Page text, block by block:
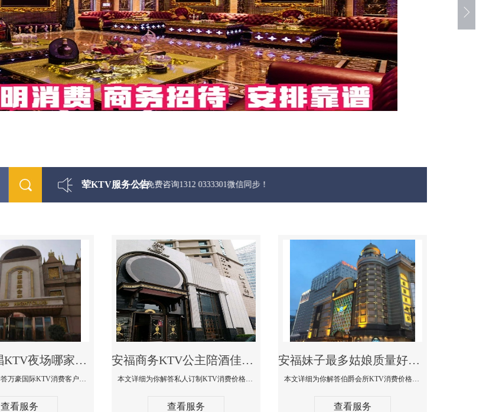
荤KTV服务公告
最新荤KTV真空夜总会免费咨询1312 0333301微信同步！
安福摸摸唱KTV夜场哪家好玩开放-万豪国际KTV消费客户点评
本文详细为你解答万豪国际KTV消费客户点评，更多关于摸摸唱KTV夜场哪家好玩开放咨询1312 0333301微信同步！
查看服务
安福商务KTV公主陪酒佳丽漂亮哪家多-私人订制KTV消费价格口碑点评
本文详细为你解答私人订制KTV消费价格口碑点评，更多关于商务KTV公主陪酒佳丽漂亮哪家多免费咨询1312 0333301微信同步！
查看服务
安福妹子最多姑娘质量好的真空夜总会KTV-伯爵会所KTV消费点评
本文详细为你解答伯爵会所KTV消费价格点评，更多关于妹子最多姑娘质量好的真空夜总会KTV免费咨询1312 0333301微信同步！
查看服务